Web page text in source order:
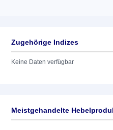
Zugehörige Indizes
Keine Daten verfügbar
Meistgehandelte